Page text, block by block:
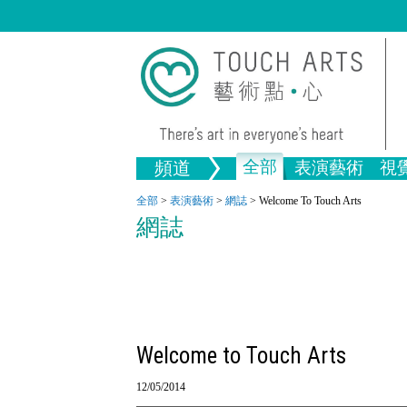
頻道 全部 表演藝術 視
音樂
舞蹈 戲劇
繪畫 畫圖 版畫
生活 文物 全部文
全部 > 表演藝術 > 網誌 > Welcome To Touch Arts
網誌
Welcome to Touch Arts
12/05/2014